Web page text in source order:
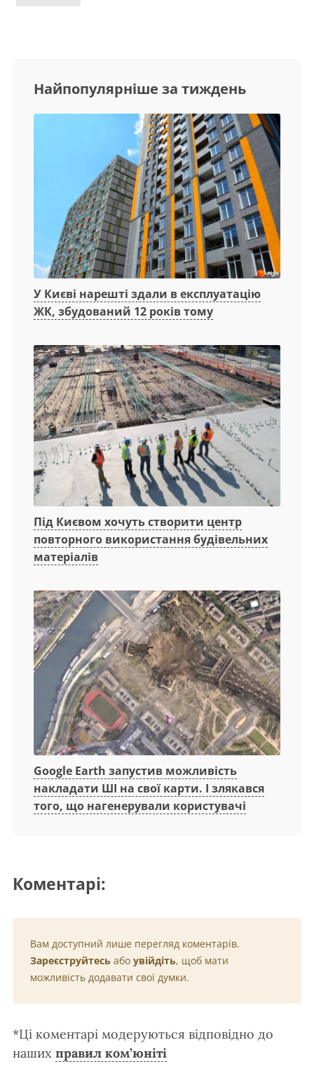
Найпопулярніше за тиждень
У Києві нарешті здали в експлуатацію
ЖК, збудований 12 років тому
Під Києвом хочуть створити центр
повторного використання будівельних
матеріалів
Google Earth запустив можливість
накладати ШІ на свої карти. І злякався
того, що нагенерували користувачі
Коментарі:
Вам доступний лише перегляд коментарів.
Зареєструйтесь або увійдіть, щоб мати
можливість додавати свої думки.
*Ці коментарі модеруються відповідно до
наших правил ком’юніті